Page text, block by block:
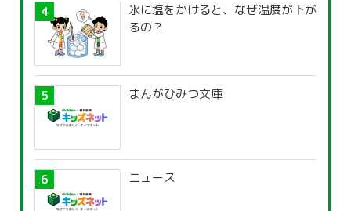
氷に塩をかけると、なぜ温度が下が
るの？
まんがひみつ文庫
ニュース